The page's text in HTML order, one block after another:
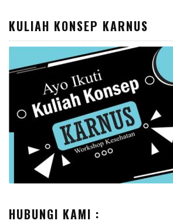
KULIAH KONSEP KARNUS
HUBUNGI KAMI :